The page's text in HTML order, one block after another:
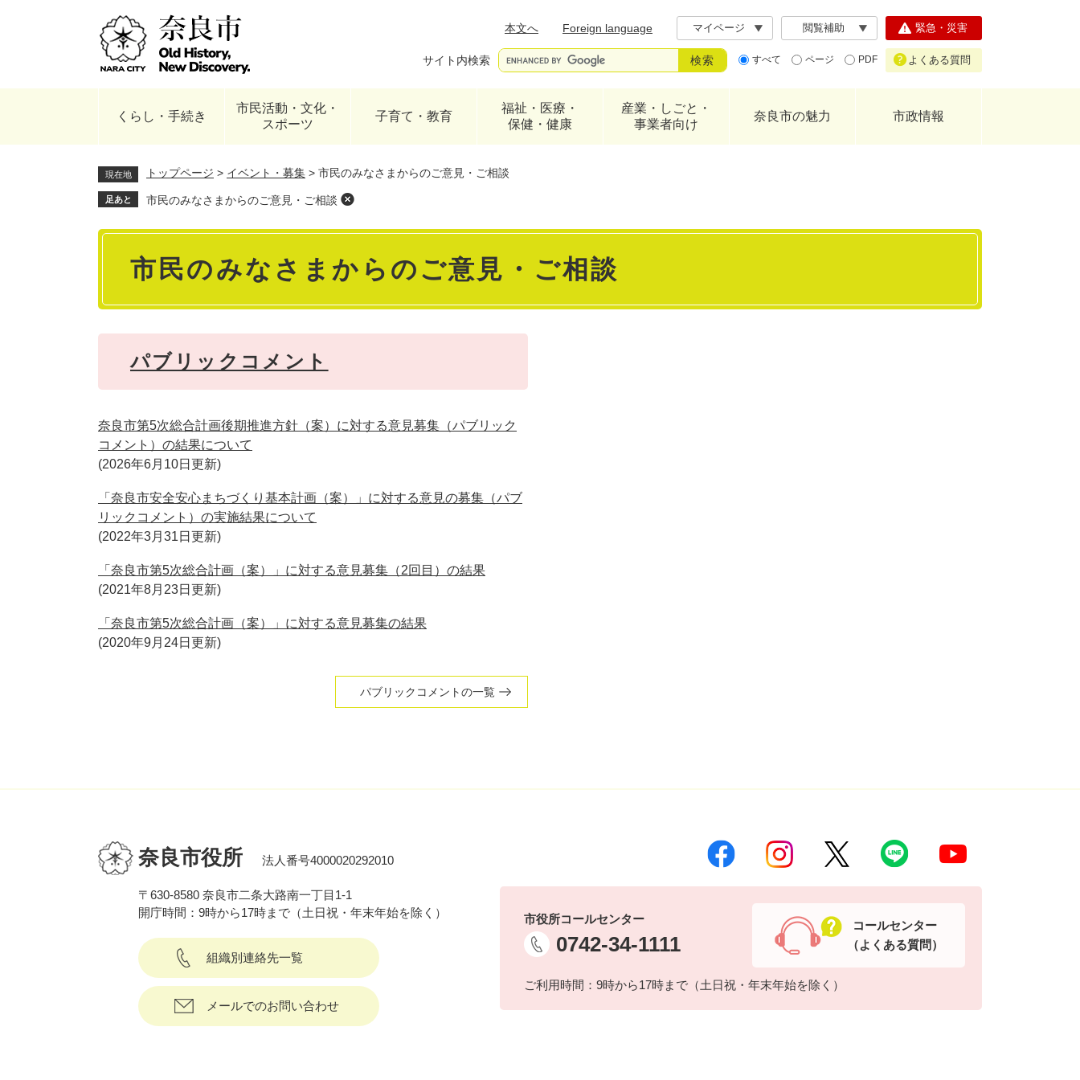
本文へ
Foreign language マイページ 閲覧補助
サイト内検索 すべて ページ PDF
緊急・災害
よくある質問
くらし・手続き
市民活動・文化・
スポーツ
子育て・教育
福祉・医療・
保健・健康
産業・しごと・
事業者向け
奈良市の魅力 市政情報
現在地 トップページ > イベント・募集 > 市民のみなさまからのご意見・ご相談
足あと 市民のみなさまからのご意見・ご相談
本
市民のみなさまからのご意見・ご相談
パブリックコメント
奈良市第5次総合計画後期推進方針（案）に対する意見募集（パブリック
コメント）の結果について
2026年6月10日更新
「奈良市安全安心まちづくり基本計画（案）」に対する意見の募集（パブ
リックコメント）の実施結果について
2022年3月31日更新
「奈良市第5次総合計画（案）」に対する意見募集（2回目）の結果
2021年8月23日更新
「奈良市第5次総合計画（案）」に対する意見募集の結果
2020年9月24日更新
パブリックコメントの一覧
奈良市役所 法人番号4000020292010
〒630-8580 奈良市二条大路南一丁目1-1
開庁時間：9時から17時まで（土日祝・年末年始を除く）
組織別連絡先一覧
メールでのお問い合わせ
市役所コールセンター
0742-34-1111
ご利用時間：9時から17時まで（土日祝・年末年始を除く）
コールセンター
（よくある質問）